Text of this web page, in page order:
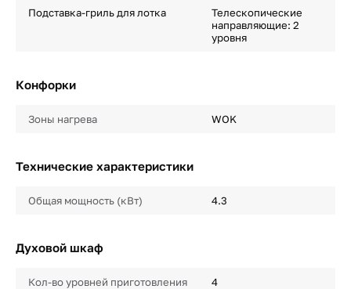
Подставка-гриль для лотка
Телескопические
направляющие: 2
уровня
Конфорки
Зоны нагрева WOK
Технические характеристики
Общая мощность (кВт) 4.3
Духовой шкаф
Кол-во уровней приготовления 4